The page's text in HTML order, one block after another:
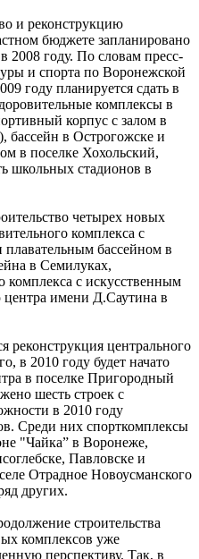
и реконструкцию
бюджете запланировано
2008 году. По словам пресс-
и спорта по Воронежской
году планируется сдать в
комплексы в
корпус с залом в
бассейн в Острогожске и
в поселке Хохольский,
школьных стадионов в
четырех новых
комплекса с
бассейном в
в Семилуках,
комплекса с искусственным
центра имени Д.Саутина в
реконструкция центрального
в 2010 году будет начато
в поселке Пригородный
шесть строек с
в 2010 году
Среди них спорткомплексы
"Чайка” в Воронеже,
Павловске и
Отрадное Новоусманского
других.
строительства
комплексов уже
перспективу. Так, в